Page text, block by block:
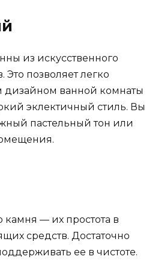
из искусственного
позволяет легко
ванной комнаты
эклектичный стиль. Вы
пастельный тон или
— их простота в
средств. Достаточно
ее в чистоте.